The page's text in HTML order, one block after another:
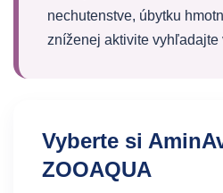
nechutenstve, úbytku
zníženej aktivite vyhľadajte
Vyberte si
ZOOAQUA